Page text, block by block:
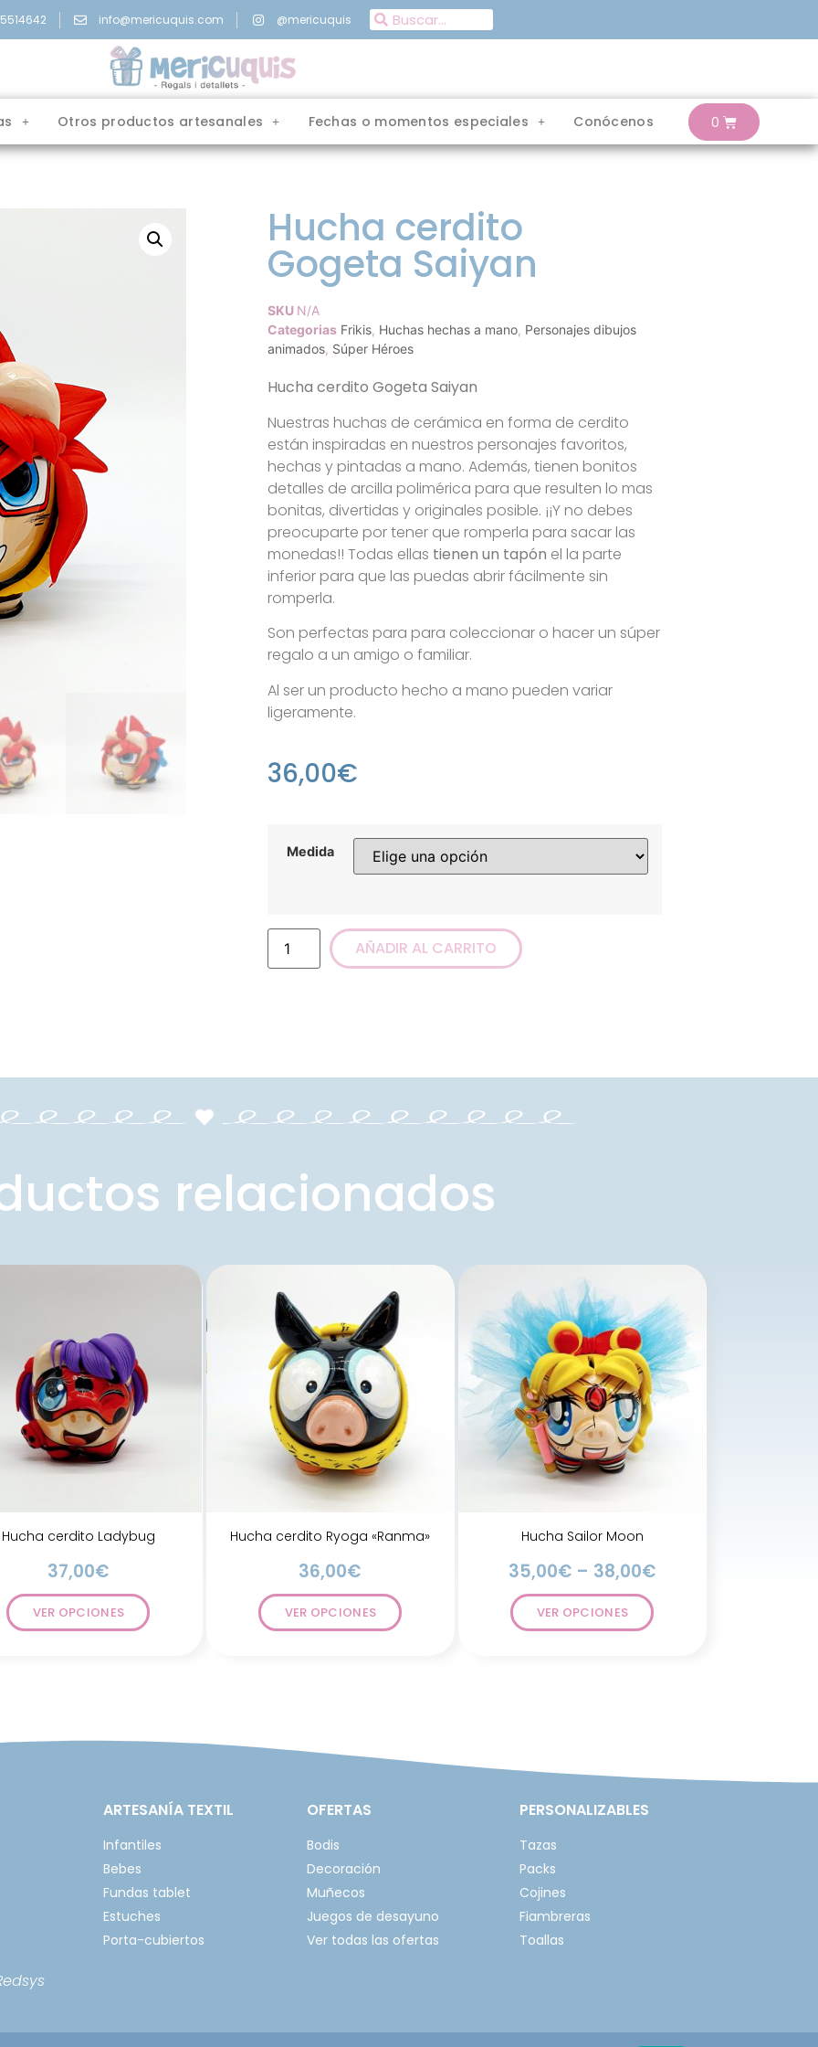
info@mericuquis.com @mericuquis
Otros productos artesanales Fechas o momentos especiales Conócenos
Hucha cerdito
Gogeta Saiyan
SKU N/A
Categorias Frikis, Huchas hechas a mano, Personajes dibujos
animados, Súper Héroes
Hucha cerdito Gogeta Saiyan
Nuestras huchas de cerámica en forma de cerdito
están inspiradas en nuestros personajes favoritos,
hechas y pintadas a mano. Además, tienen bonitos
detalles de arcilla polimérica para que resulten lo mas
bonitas, divertidas y originales posible. ¡¡Y no debes
preocuparte por tener que romperla para sacar las
monedas!! Todas ellas tienen un tapón el la parte
inferior para que las puedas abrir fácilmente sin
romperla.
Son perfectas para para coleccionar o hacer un súper
regalo a un amigo o familiar.
Al ser un producto hecho a mano pueden variar
ligeramente.
36,00€
Medida
AÑADIR AL CARRITO
relacionados
Hucha cerdito Ladybug
37,00€
VER OPCIONES
Hucha cerdito Ryoga «Ranma»
36,00€
VER OPCIONES
Hucha Sailor Moon
35,00€ – 38,00€
VER OPCIONES
ARTESANÍA TEXTIL
Infantiles
Bebes
Fundas tablet
Estuches
Porta-cubiertos
OFERTAS
Bodis
Decoración
Muñecos
Juegos de desayuno
Ver todas las ofertas
PERSONALIZABLES
Tazas
Packs
Cojines
Fiambreras
Toallas